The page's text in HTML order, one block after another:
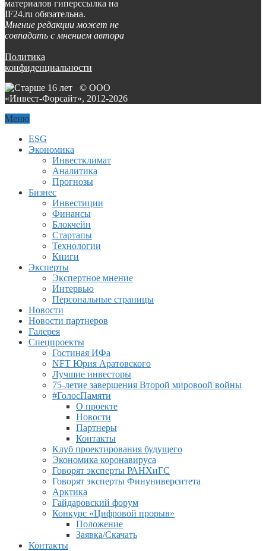
материалов гиперссылка на
IF24.ru обязательна.
Мнение редакции может не
совпадать с мнением автора
Политика
конфиденциальности
© ООО
«Инвест-Форсайт», 2012-2026
Меню
ESG
Экономика
Инвестклимат
Аналитика
Прогнозы
Бизнес
Инвестиции
Финансы
Блокчейн
Стартапы
Технологии
Книги
Эксперты
Экспертное мнение
Интервью
Персональные страницы
Новости
Новости партнеров
Галерея
Спецпроекты
Гостиная ИФа
NFT Юрия Аратовского
Лучшие инвесторы
75-летие завершения Второй мировоой войны
#ГолосПамяти
О проекте
Новости
Партнеры
Контакты
Клуб проектирования будущего
Экономика коронавируса
Говорят эксперты РАНХиГС
Говорят эксперты Финуниверситета
Арктика
Гайдаровский форум
Конкурс «Цифровой прорыв»
Положение
Заявка/Скачать
Контакты